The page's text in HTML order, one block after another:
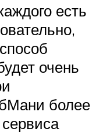
есть
очень
более